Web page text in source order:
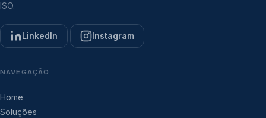
ISO.
LinkedIn Instagram
NAVEGAÇÃO
Home
Soluções